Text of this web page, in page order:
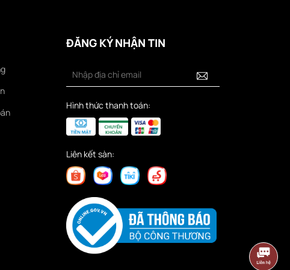
ĐĂNG KÝ NHẬN TIN
Hình thức thanh toán:
Liên kết sàn: